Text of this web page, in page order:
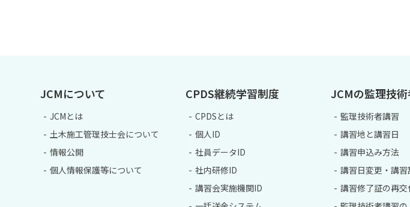
JCMについて
JCMとは
土木施工管理技士会について
情報公開
個人情報保護等について
CPDS継続学習制度
CPDSとは
個人ID
社員データID
社内研修ID
講習会実施機関ID
JCMの監理技
監理技術者講習
講習地と講習日
講習申込み方法
講習日変更・講習
講習修了証の再交